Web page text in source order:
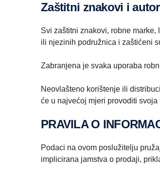
Zaštitni znakovi i
Svi zaštitni znakovi, robne
ili njezinih podružnica i zaštićeni
Zabranjena je svaka uporaba
Neovlašteno korištenje ili
će u najvećoj mjeri provoditi
PRAVILA O
Podaci na ovom poslužitelju
implicirana jamstva o prodaji,